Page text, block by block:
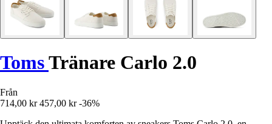
TomsTränare Carlo 2.0
Från
714,00 kr 457,00 kr -36%